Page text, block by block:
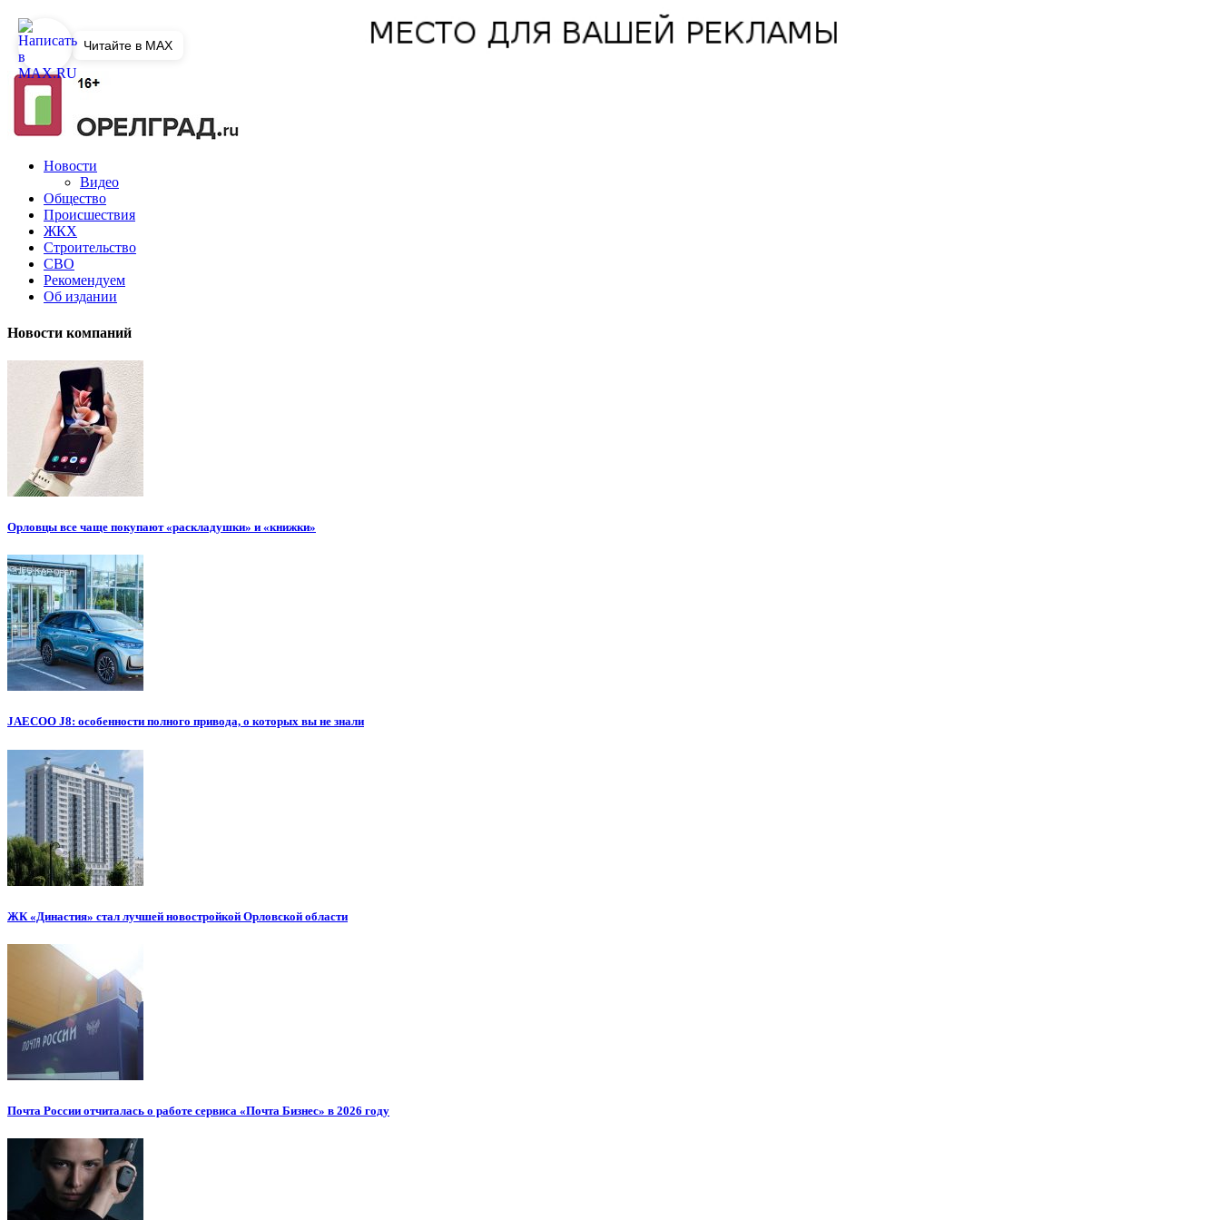
Новости
Видео
Общество
Происшествия
ЖКХ
Строительство
СВО
Рекомендуем
Об издании
Новости компаний
Орловцы все чаще покупают «раскладушки» и «книжки»
JAECOO J8: особенности полного привода, о которых вы не знали
ЖК «Династия» стал лучшей новостройкой Орловской области
Почта России отчиталась о работе сервиса «Почта Бизнес» в 2026 году
Читайте в MAX